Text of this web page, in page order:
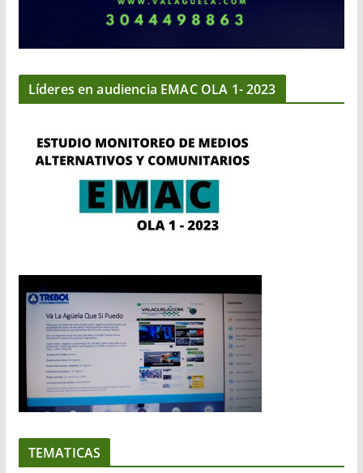
Líderes en audiencia EMAC OLA 1- 2023
TEMATICAS